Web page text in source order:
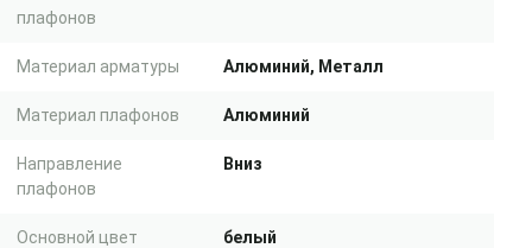
плафонов
Материал арматуры Алюминий, Металл
Материал плафонов Алюминий
Направление
плафонов
Вниз
Основной цвет белый